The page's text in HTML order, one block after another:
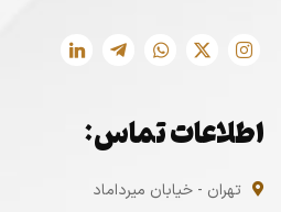
اطلاعات تماس:
تهران - خیابان میرداماد